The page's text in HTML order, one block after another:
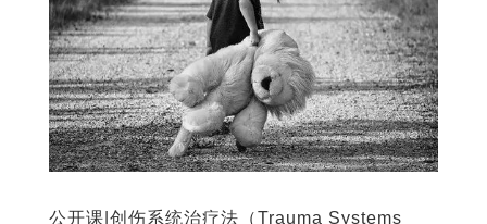
公开课|创伤系统治疗法（Trauma Systems